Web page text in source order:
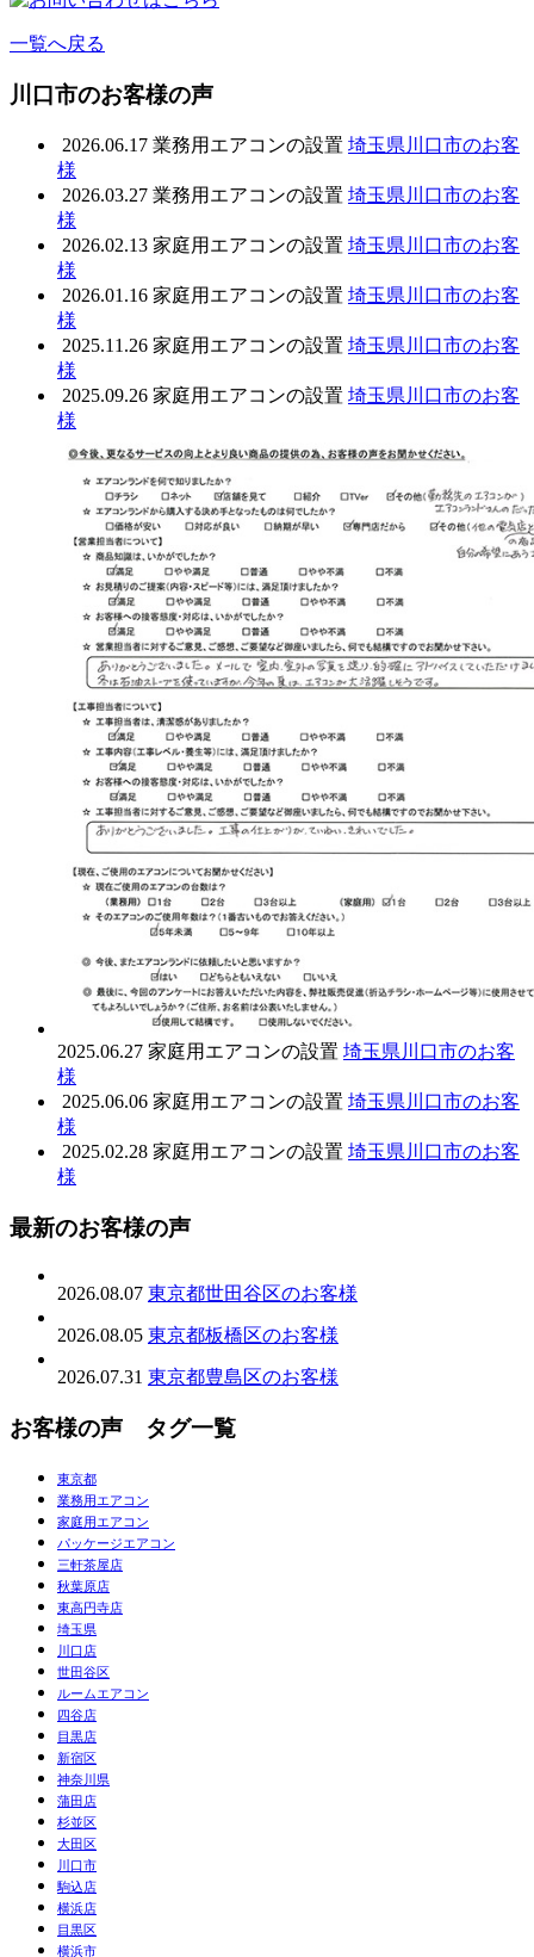
一覧へ戻る
川口市のお客様の声
2026.06.17 業務用エアコンの設置 埼玉県川口市のお客
様
2026.03.27 業務用エアコンの設置 埼玉県川口市のお客
様
2026.02.13 家庭用エアコンの設置 埼玉県川口市のお客
様
2026.01.16 家庭用エアコンの設置 埼玉県川口市のお客
様
2025.11.26 家庭用エアコンの設置 埼玉県川口市のお客
様
2025.09.26 家庭用エアコンの設置 埼玉県川口市のお客
様
2025.06.27 家庭用エアコンの設置 埼玉県川口市のお客
様
2025.06.06 家庭用エアコンの設置 埼玉県川口市のお客
様
2025.02.28 家庭用エアコンの設置 埼玉県川口市のお客
様
最新のお客様の声
2026.08.07 東京都世田谷区のお客様
2026.08.05 東京都板橋区のお客様
2026.07.31 東京都豊島区のお客様
お客様の声 タグ一覧
東京都
業務用エアコン
家庭用エアコン
パッケージエアコン
三軒茶屋店
秋葉原店
東高円寺店
埼玉県
川口店
世田谷区
ルームエアコン
四谷店
目黒店
新宿区
神奈川県
蒲田店
杉並区
大田区
川口市
駒込店
横浜店
目黒区
横浜市